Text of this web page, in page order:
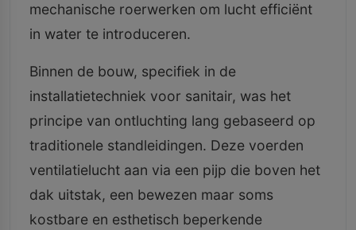
mechanische roerwerken om lucht efficiënt
in water te introduceren.
Binnen de bouw, specifiek in de
installatietechniek voor sanitair, was het
principe van ontluchting lang gebaseerd op
traditionele standleidingen. Deze voerden
ventilatielucht aan via een pijp die boven het
dak uitstak, een bewezen maar soms
kostbare en esthetisch beperkende